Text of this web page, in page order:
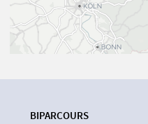
BIPARCOURS